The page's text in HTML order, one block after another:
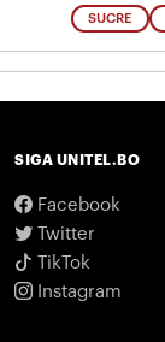
SUCRE
SIGA UNITEL.BO
Facebook
Twitter
TikTok
Instagram